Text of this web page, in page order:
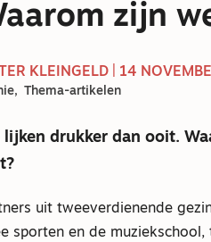
zijn
KLEINGELD | 14
Thema-artikelen
lijken drukker dan ooit.
uit tweeverdienende
sporten en de